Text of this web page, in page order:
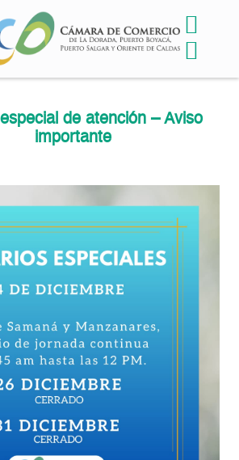
de atención – Aviso
importante